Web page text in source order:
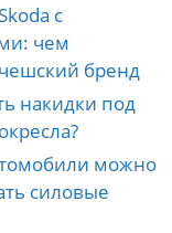
с
чем
бренд
накидки под
можно
силовые